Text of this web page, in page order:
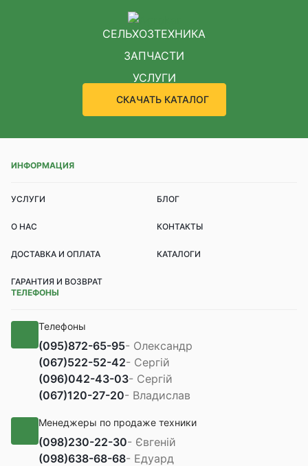
СЕЛЬХОЗТЕХНИКА
ЗАПЧАСТИ
УСЛУГИ
СКАЧАТЬ КАТАЛОГ
ИНФОРМАЦИЯ
УСЛУГИ БЛОГ
О НАС КОНТАКТЫ
ДОСТАВКА И ОПЛАТА КАТАЛОГИ
ГАРАНТИЯ И ВОЗВРАТ
ТЕЛЕФОНЫ
Телефоны
(095)872-65-95- Олександр
(067)522-52-42- Сергій
(096)042-43-03- Сергій
(067)120-27-20- Владислав
Менеджеры по продаже техники
(098)230-22-30- Євгеній
(098)638-68-68- Едуард